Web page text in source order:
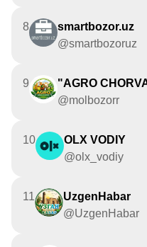
8
smartbozor.uz
@smartbozoruz
9
"AGRO
@molbozorr
10
OLX VODIY
@olx_vodiy
11
UzgenHabar
@UzgenHabar